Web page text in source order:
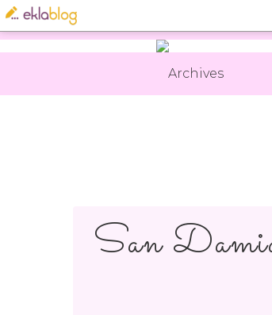
Archives
San